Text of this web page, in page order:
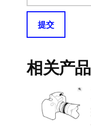
相关产品